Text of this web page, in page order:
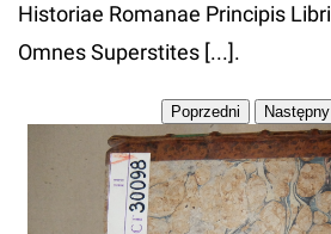
Historiae Romanae Principis Libri
Omnes Superstites [...].